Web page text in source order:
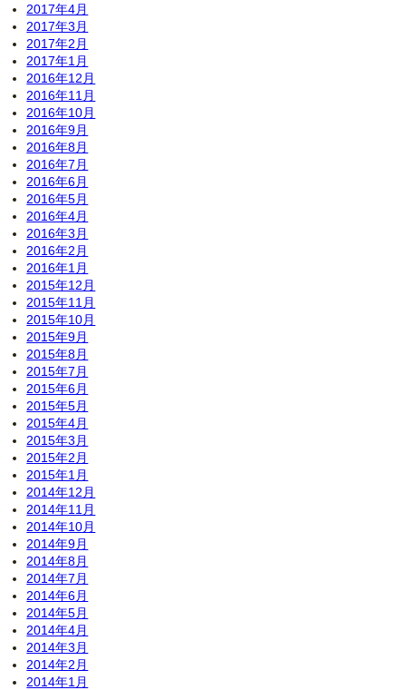
2017年4月
2017年3月
2017年2月
2017年1月
2016年12月
2016年11月
2016年10月
2016年9月
2016年8月
2016年7月
2016年6月
2016年5月
2016年4月
2016年3月
2016年2月
2016年1月
2015年12月
2015年11月
2015年10月
2015年9月
2015年8月
2015年7月
2015年6月
2015年5月
2015年4月
2015年3月
2015年2月
2015年1月
2014年12月
2014年11月
2014年10月
2014年9月
2014年8月
2014年7月
2014年6月
2014年5月
2014年4月
2014年3月
2014年2月
2014年1月